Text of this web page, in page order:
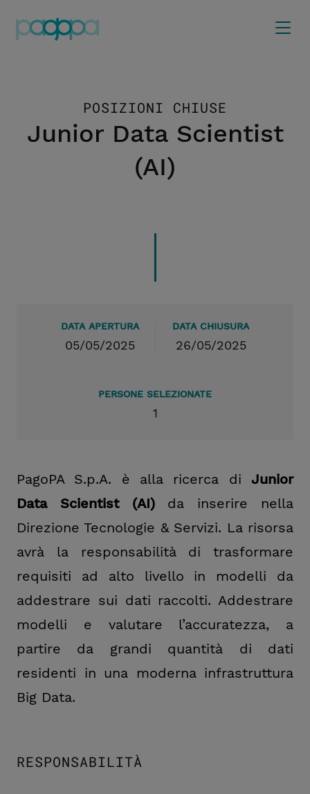
POSIZIONI CHIUSE
Junior Data Scientist
(AI)
DATA APERTURA
05/05/2025
DATA CHIUSURA
26/05/2025
PERSONE SELEZIONATE
1
PagoPA S.p.A. è alla ricerca di Junior
Data Scientist (AI)da inserire nella
Direzione Tecnologie & Servizi. La risorsa
avrà la responsabilità di trasformare
requisiti ad alto livello in modelli da
addestrare sui dati raccolti. Addestrare
modelli e valutare l’accuratezza, a
partire da grandi quantità di dati
residenti in una moderna infrastruttura
Big Data.
RESPONSABILITÀ